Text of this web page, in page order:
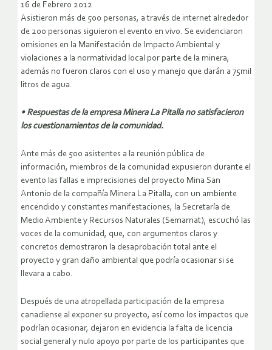
16 de Febrero 2012
Asistieron más de 500 personas, a través de internet alrededor
de 200 personas siguieron el evento en vivo. Se evidenciaron
omisiones en la Manifestación de Impacto Ambiental y
violaciones a la normatividad local por parte de la minera,
además no fueron claros con el uso y manejo que darán a 75mil
litros de agua.
• Respuestas de la empresa Minera La Pitalla no satisfacieron
los cuestionamientos de la comunidad.
Ante más de 500 asistentes a la reunión pública de
información, miembros de la comunidad expusieron durante el
evento las fallas e imprecisiones del proyecto Mina San
Antonio de la compañía Minera La Pitalla, con un ambiente
encendido y constantes manifestaciones, la Secretaría de
Medio Ambiente y Recursos Naturales (Semarnat), escuchó las
voces de la comunidad, que, con argumentos claros y
concretos demostraron la desaprobación total ante el
proyecto y gran daño ambiental que podría ocasionar si se
llevara a cabo.
Después de una atropellada participación de la empresa
canadiense al exponer su proyecto, así como los impactos que
podrían ocasionar, dejaron en evidencia la falta de licencia
social general y nulo apoyo por parte de los participantes que